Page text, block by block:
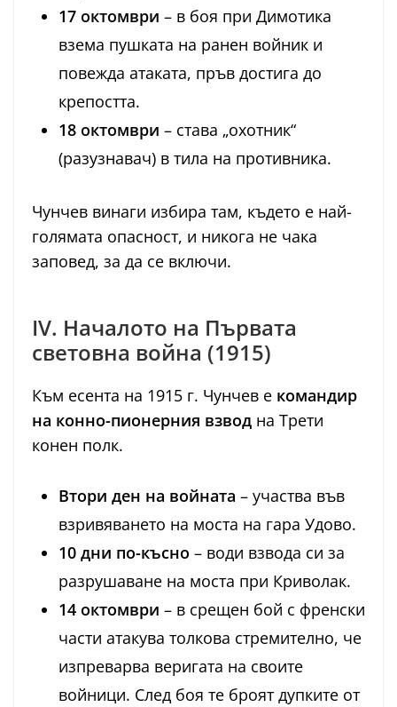
17 октомври – в боя при Димотика
взема пушката на ранен войник и
повежда атаката, пръв достига до
крепостта.
18 октомври – става „охотник“
(разузнавач) в тила на противника.
Чунчев винаги избира там, където е най-
голямата опасност, и никога не чака
заповед, за да се включи.
IV. Началото на Първата
световна война (1915)
Към есента на 1915 г. Чунчев е командир
на конно-пионерния взвод на Трети
конен полк.
Втори ден на войната – участва във
взривяването на моста на гара Удово.
10 дни по-късно – води взвода си за
разрушаване на моста при Криволак.
14 октомври – в срещен бой с френски
части атакува толкова стремително, че
изпреварва веригата на своите
войници. След боя те броят дупките от